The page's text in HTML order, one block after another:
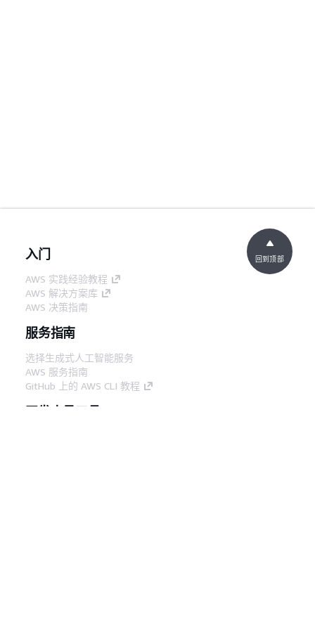
入门
AWS 实践经验教程
AWS 解决方案库
AWS 决策指南
服务指南
选择生成式人工智能服务
AWS 服务指南
GitHub 上的 AWS CLI 教程
开发人员工具
回到顶部